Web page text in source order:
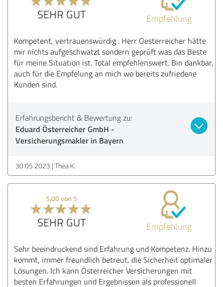
SEHR GUT Empfehlung
Kompetent, vertrauenswürdig . Herr Oesterreicher hätte
mir nichts aufgeschwatzt sondern geprüft was das Beste
für meine Situation ist. Total empfehlenswert. Bin dankbar,
auch für die Empfelung an mich wo bereits zufriedene
Kunden sind.
Erfahrungsbericht & Bewertung zu:
Eduard Österreicher GmbH -
Versicherungsmakler in Bayern
30.05.2023 Thea K.
5,00 von 5
SEHR GUT Empfehlung
Sehr beeindruckend sind Erfahrung und Kompetenz. Hinzu
kommt, immer freundlich betreut, die Sicherheit optimaler
Lösungen. Ich kann Österreicher Versicherungen mit
besten Erfahrungen und Ergebnissen als professionell